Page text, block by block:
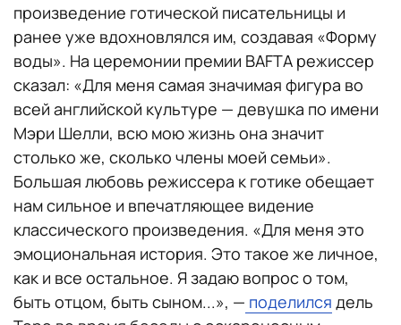
произведение готической писательницы и
ранее уже вдохновлялся им, создавая «Форму
воды». На церемонии премии BAFTA режиссер
сказал: «Для меня самая значимая фигура во
всей английской культуре — девушка по имени
Мэри Шелли, всю мою жизнь она значит
столько же, сколько члены моей семьи».
Большая любовь режиссера к готике обещает
нам сильное и впечатляющее видение
классического произведения. «Для меня это
эмоциональная история. Это такое же личное,
как и все остальное. Я задаю вопрос о том,
быть отцом, быть сыном...», — поделился дель